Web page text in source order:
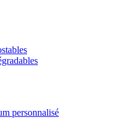
personnalisé